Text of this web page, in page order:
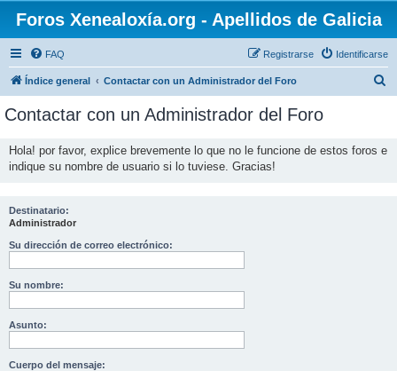
Foros Xenealoxía.org - Apellidos de Galicia
FAQ Identificarse
Registrarse
Índice general Contactar con un Administrador del Foro
Contactar con un Administrador del Foro
Hola! por favor, explice brevemente lo que no le funcione de estos foros e
indique su nombre de usuario si lo tuviese. Gracias!
Destinatario:
Administrador
Su dirección de correo electrónico:
Su nombre:
Asunto:
Cuerpo del mensaje: